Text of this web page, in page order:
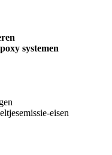
systemen
eisen